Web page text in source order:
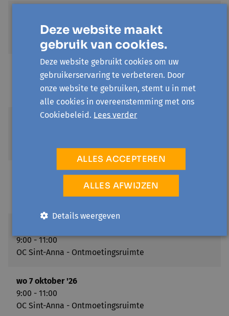
9:00 - 11:00
OC Sint-Anna - Ontmoetingsruimte
wo 9 september '26
9:00 - 11:00
OC Sint-Anna - Ontmoetingsruimte
wo 16 september '26
OC Sint-Anna - Ontmoetingsruimte
wo 23 september '26
OC Sint-Anna - Ontmoetingsruimte
9:00 - 11:00
OC Sint-Anna - Ontmoetingsruimte
wo 7 oktober '26
9:00 - 11:00
OC Sint-Anna - Ontmoetingsruimte
Deze website maakt
gebruik van cookies.
Deze website gebruikt cookies om uw
gebruikerservaring te verbeteren. Door
onze website te gebruiken, stemt u in met
alle cookies in overeenstemming met ons
Cookiebeleid. Lees verder
ALLES ACCEPTEREN
ALLES AFWIJZEN
Details weergeven